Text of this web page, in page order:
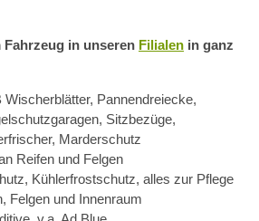
Fahrzeug in unseren Filialen in ganz
Wischerblätter, Pannendreiecke,
Sitzbezüge,
Marderschutz
Reifen und Felgen
Kühlerfrostschutz, alles zur Pflege
Felgen und Innenraum